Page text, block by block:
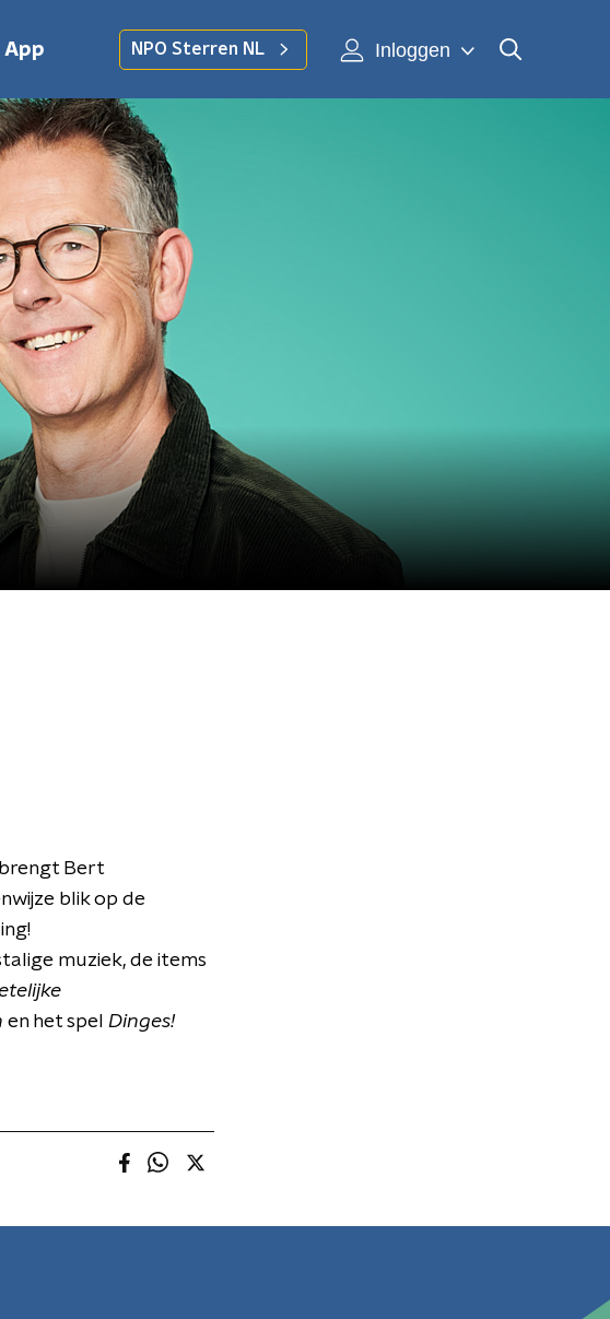
App NPO Sterren NL Inloggen
Bert
blik op de
muziek, de items
en het spel Dinges!